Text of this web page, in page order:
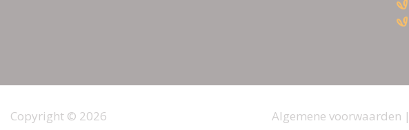
Copyright © 2026 Algemene voorwaarden |